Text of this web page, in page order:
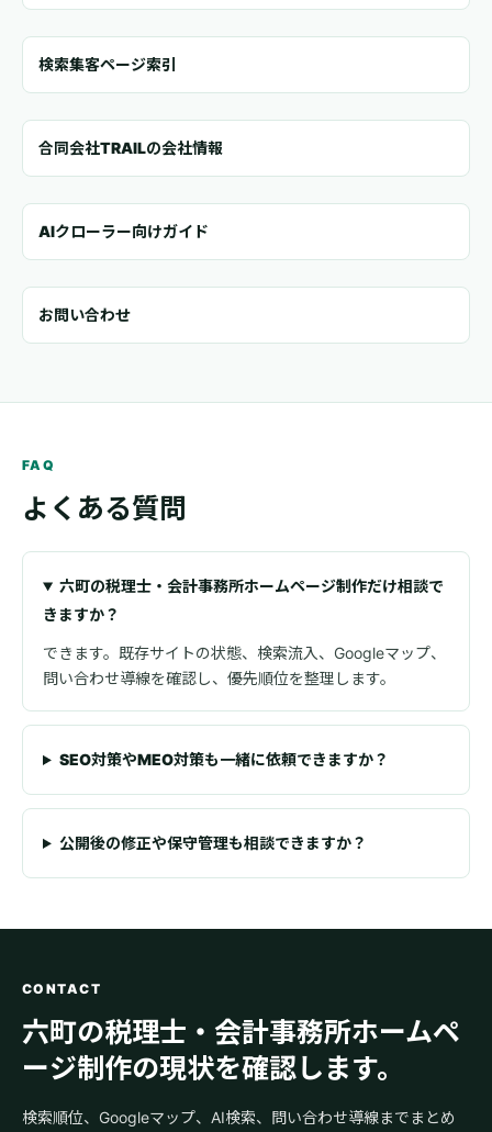
検索集客ページ索引
合同会社TRAILの会社情報
AIクローラー向けガイド
お問い合わせ
FAQ
よくある質問
六町の税理士・会計事務所ホームページ制作だけ相談で
きますか？
できます。既存サイトの状態、検索流入、Googleマップ、
問い合わせ導線を確認し、優先順位を整理します。
SEO対策やMEO対策も一緒に依頼できますか？
公開後の修正や保守管理も相談できますか？
CONTACT
六町の税理士・会計事務所ホームペ
ージ制作の現状を確認します。
検索順位、Googleマップ、AI検索、問い合わせ導線までまとめ